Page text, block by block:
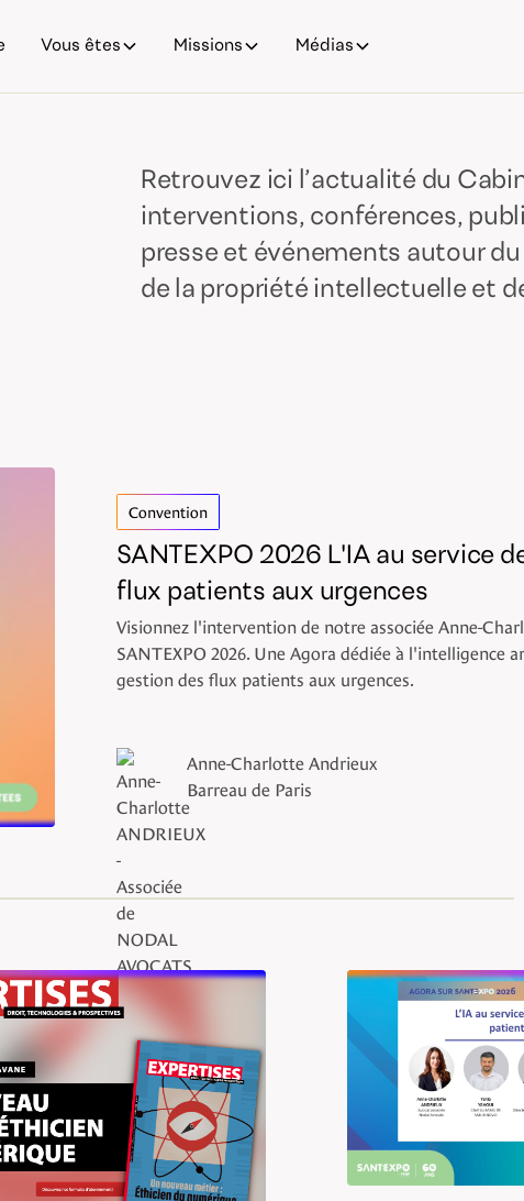
Vous êtes Missions Médias
Retrouvez ici l’actualité du
interventions, conférences,
presse et événements autour
de la propriété intellectuelle et
Convention
SANTEXPO 2026 L'IA au service
flux patients aux urgences
Visionnez l'intervention de notre associée Anne-
SANTEXPO 2026. Une Agora dédiée à l'intelligence
gestion des flux patients aux urgences.
Anne-Charlotte Andrieux
Barreau de Paris